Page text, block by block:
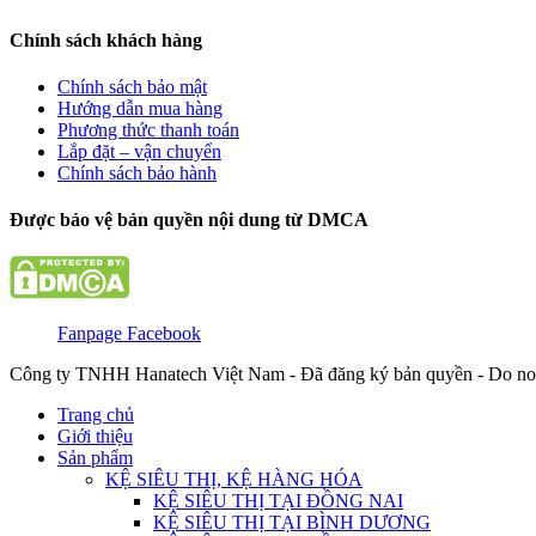
Chính sách khách hàng
Chính sách bảo mật
Hướng dẫn mua hàng
Phương thức thanh toán
Lắp đặt – vận chuyển
Chính sách bảo hành
Được bảo vệ bản quyền nội dung từ DMCA
Fanpage Facebook
Công ty TNHH Hanatech Việt Nam - Đã đăng ký bản quyền - Do
Trang chủ
Giới thiệu
Sản phẩm
KỆ SIÊU THỊ, KỆ HÀNG HÓA
KỆ SIÊU THỊ TẠI ĐỒNG NAI
KỆ SIÊU THỊ TẠI BÌNH DƯƠNG